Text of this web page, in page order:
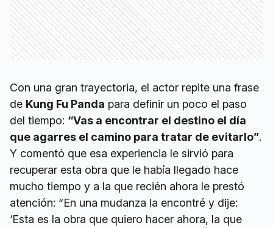
Con una gran trayectoria, el actor repite una frase
de Kung Fu Panda para definir un poco el paso
del tiempo: “Vas a encontrar el destino el día
que agarres el camino para tratar de evitarlo”.
Y comentó que esa experiencia le sirvió para
recuperar esta obra que le había llegado hace
mucho tiempo y a la que recién ahora le prestó
atención: “En una mudanza la encontré y dije:
‘Esta es la obra que quiero hacer ahora, la que